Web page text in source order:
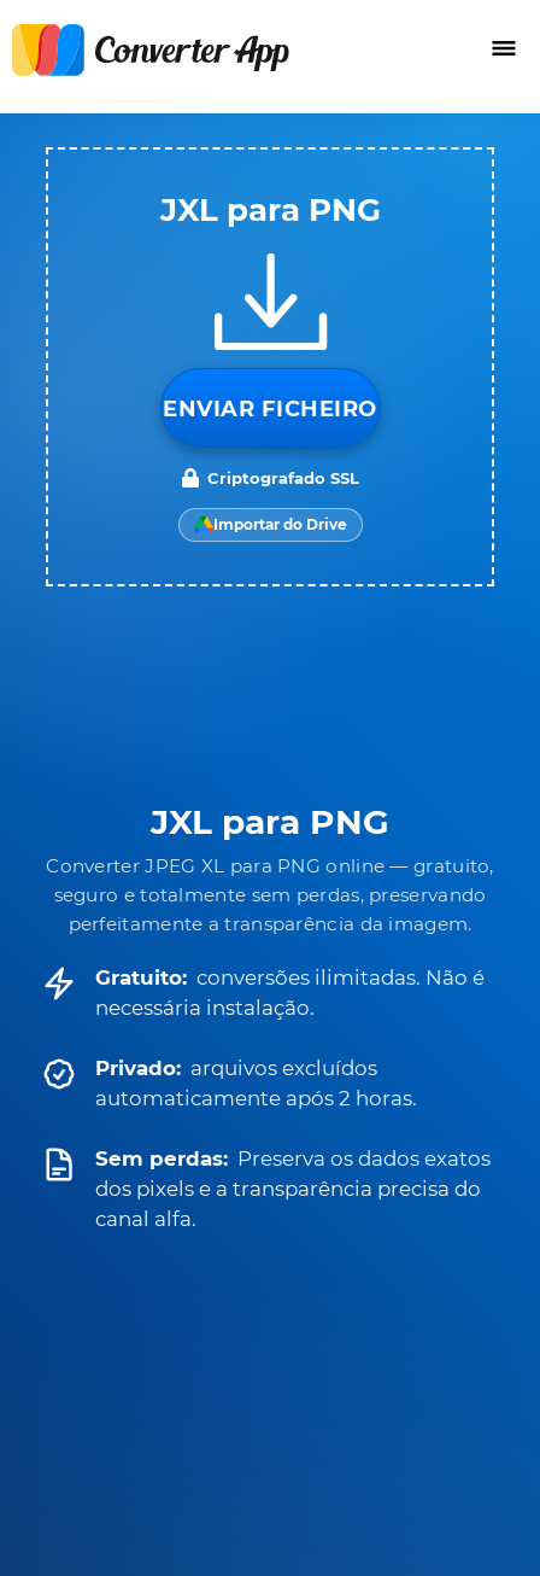
JXL para PNG
Converter JPEG XL para PNG online — gratuito,
seguro e totalmente sem perdas, preservando
perfeitamente a transparência da imagem.
Gratuito: conversões ilimitadas. Não é
necessária instalação.
Privado: arquivos excluídos
automaticamente após 2 horas.
Sem perdas: Preserva os dados exatos
dos pixels e a transparência precisa do
canal alfa.
JXL para PNG
ENVIAR FICHEIRO
Criptografado SSL
Importar do Drive